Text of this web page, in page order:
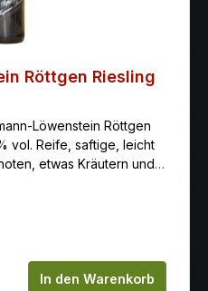
Röttgen Riesling
Löwenstein Röttgen
vol. Reife, saftige, leicht
etwas Kräutern und
feine, lebendige Säure,
und
sehr guter, fester,
Abgang
Gib den
In den Warenkorb